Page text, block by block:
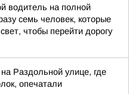
водитель на полной
семь человек, которые
чтобы перейти дорогу
Раздольной улице, где
опечатали